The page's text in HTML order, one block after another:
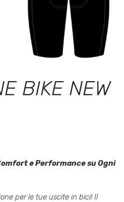
BIKE NEW
e Performance su Ogni
per le tue uscite in bici! Il